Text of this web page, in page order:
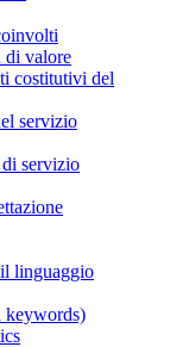
di valore
costitutivi del
servizio
di servizio
linguaggio
keywords)